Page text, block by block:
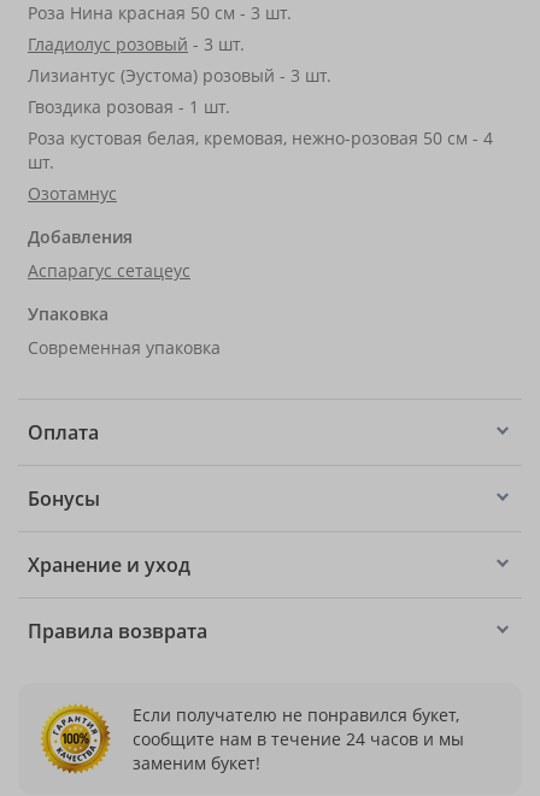
Роза Нина красная 50 см - 3 шт.
Гладиолус розовый - 3 шт.
Лизиантус (Эустома) розовый - 3 шт.
Гвоздика розовая - 1 шт.
Роза кустовая белая, кремовая, нежно-розовая 50 см - 4
шт.
Озотамнус
Добавления
Аспарагус сетацеус
Упаковка
Современная упаковка
Оплата
Бонусы
Хранение и уход
Правила возврата
Если получателю не понравился букет,
сообщите нам в течение 24 часов и мы
заменим букет!